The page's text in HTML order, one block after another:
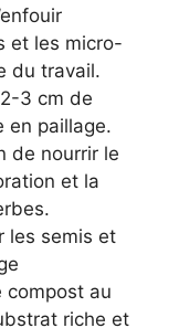
et les micro-
du travail.
3 cm de
en paillage.
de nourrir le
et la
les semis et
compost au
riche et